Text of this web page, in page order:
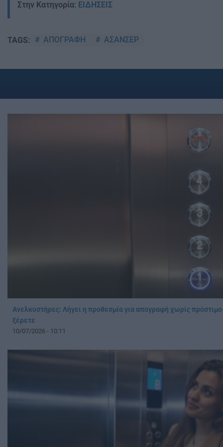
Στην Κατηγορία: ΕΙΔΗΣΕΙΣ
TAGS: ΑΠΟΓΡΑΦΗ ΑΣΑΝΣΕΡ
Ανελκυστήρες: Λήγει η προθεσμία για απογραφή χωρίς
ξέρετε
10/07/2026 - 10:11